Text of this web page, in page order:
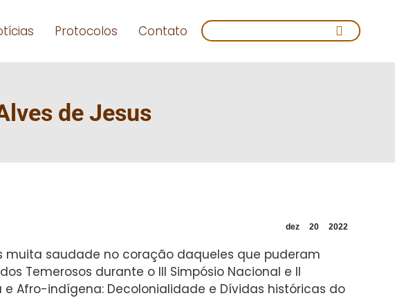
Protocolos Contato Search:
de Jesus
dez 20 2022
muita saudade no coração daqueles que puderam
Temerosos durante o III Simpósio Nacional e II
e Afro-indígena: Decolonialidade e Dívidas históricas do